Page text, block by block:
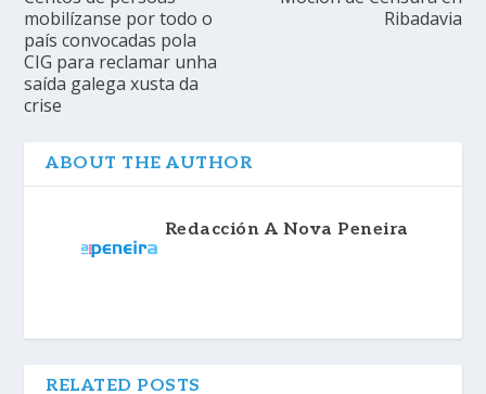
mobilízanse por todo o
país convocadas pola
CIG para reclamar unha
saída galega xusta da
crise
Ribadavia
ABOUT THE AUTHOR
Redacción A Nova Peneira
RELATED POSTS